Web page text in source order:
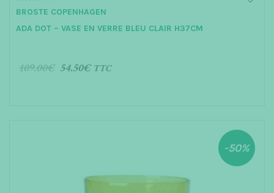
3.00
out of 5
BROSTE COPENHAGEN
ADA DOT – VASE EN VERRE BLEU CLAIR H37CM
109.00€ 54.50€ TTC
-50%